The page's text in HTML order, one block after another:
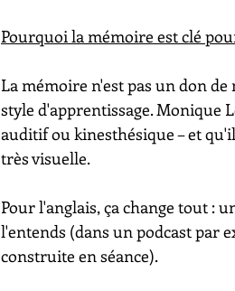
Pourquoi la mémoire est clé
La mémoire n'est pas un don de
style d'apprentissage. Monique
auditif ou kinesthésique – et
très visuelle.
Pour l'anglais, ça change tout :
l'entends (dans un podcast par
construite en séance).